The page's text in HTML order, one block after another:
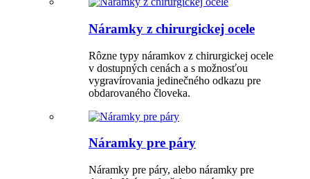
Náramky z chirurgickej ocele
Rôzne typy náramkov z chirurgickej ocele
v dostupných cenách a s možnosťou
vygravírovania jedinečného odkazu pre
obdarovaného človeka.
Náramky pre páry
Náramky pre páry, alebo náramky pre